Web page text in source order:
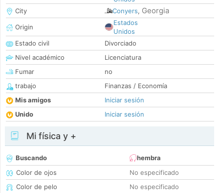
City
Conyers, Georgia
Origin
Estados
Unidos
Estado civil
Divorciado
Nivel académico
Licenciatura
Fumar
no
trabajo
Finanzas / Economía
Mis amigos
Iniciar sesión
Unido
Iniciar sesión
Mi física y +
Buscando
hembra
Color de ojos
No especificado
Color de pelo
No especificado